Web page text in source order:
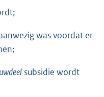
was voordat er
subsidie wordt